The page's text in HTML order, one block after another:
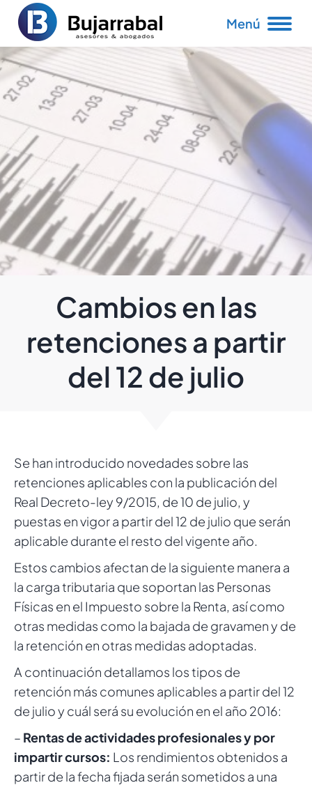
Menú
Cambios en las
retenciones a partir
del 12 de julio
Se han introducido novedades sobre las
retenciones aplicables con la publicación del
Real Decreto-ley 9/2015, de 10 de julio, y
puestas en vigor a partir del 12 de julio que serán
aplicable durante el resto del vigente año.
Estos cambios afectan de la siguiente manera a
la carga tributaria que soportan las Personas
Físicas en el Impuesto sobre la Renta, así como
otras medidas como la bajada de gravamen y de
la retención en otras medidas adoptadas.
A continuación detallamos los tipos de
retención más comunes aplicables a partir del 12
de julio y cuál será su evolución en el año 2016:
– Rentas de actividades profesionales y por
impartir cursos: Los rendimientos obtenidos a
partir de la fecha fijada serán sometidos a una